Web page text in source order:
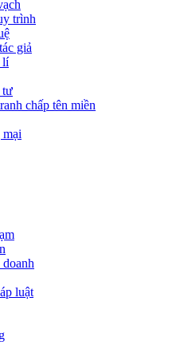
trình
giả
lí
tư
chấp tên miền
luật